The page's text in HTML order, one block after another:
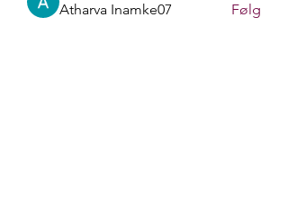
Atharva Inamke07 Følg